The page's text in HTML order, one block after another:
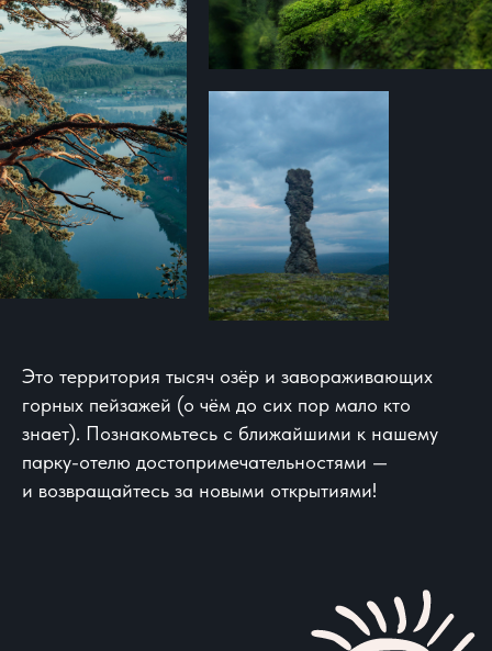
Это территория тысяч озёр и завораживающих
горных пейзажей (о чём до сих пор мало кто
знает). Познакомьтесь с ближайшими к нашему
парку-отелю достопримечательностями —
и возвращайтесь за новыми открытиями!